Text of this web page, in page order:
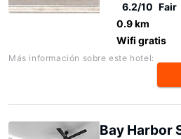
6.2/10 Fair
0.9 km
Wifi gratis
Más información sobre este hotel:
Bay Harbor